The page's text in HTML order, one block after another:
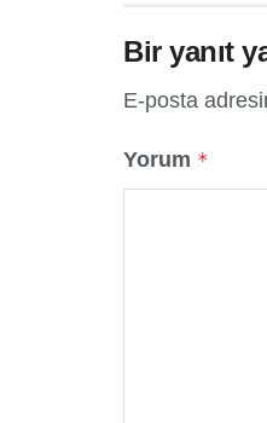
Bir yanıt
E-posta
Yorum *